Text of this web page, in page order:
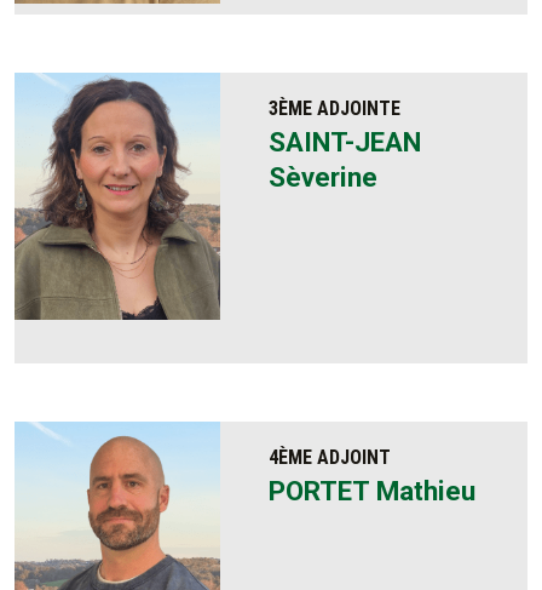
3ÈME ADJOINTE
SAINT-JEAN
Sèverine
4ÈME ADJOINT
PORTET Mathieu